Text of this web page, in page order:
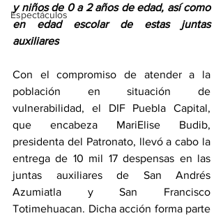
Espectáculos
y niños de 0 a 2 años de edad, así como
en edad escolar de estas juntas
auxiliares
Con el compromiso de atender a la
población en situación de
vulnerabilidad, el DIF Puebla Capital,
que encabeza MariElise Budib,
presidenta del Patronato, llevó a cabo la
entrega de 10 mil 17 despensas en las
juntas auxiliares de San Andrés
Azumiatla y San Francisco
Totimehuacan. Dicha acción forma parte